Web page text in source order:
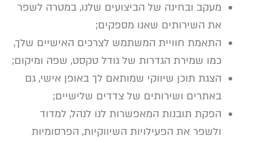
מעקב ובחינה של הביצועים שלנו, במטרה לשפר
את השירותים שאנו מספקים;
התאמת חוויית המשתמש לצרכים האישיים שלך,
כמו שמירת הגדרות של גודל טקסט, שפה ומיקום;
הצגת תוכן שיווקי שמותאם לך באופן אישי, גם
באתרים ושירותים של צדדים שלישיים;
הפקת תובנות המאפשרות לנו לנהל, למדוד
ולשפר את הפעילויות השיווקיות, הפרסומיות